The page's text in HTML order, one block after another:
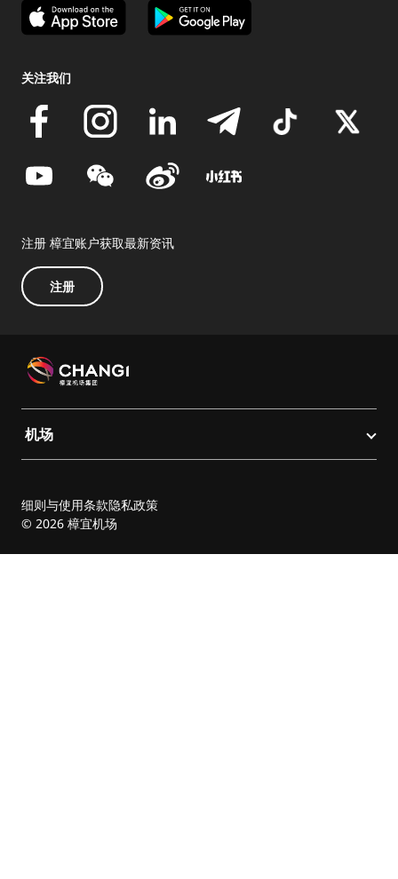
关注我们
注册 樟宜账户获取最新资讯
注册
机场
细则与使用条款隐私政策
© 2026 樟宜机场